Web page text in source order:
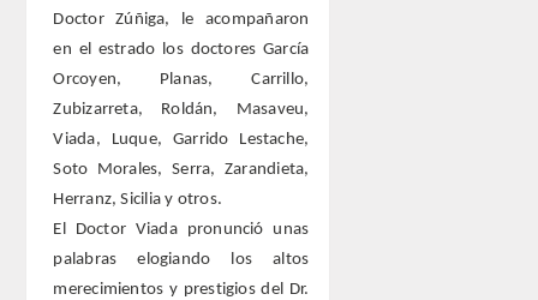
Doctor Zúñiga, le acompañaron
en el estrado los doctores García
Orcoyen, Planas, Carrillo,
Zubizarreta, Roldán, Masaveu,
Viada, Luque, Garrido Lestache,
Soto Morales, Serra, Zarandieta,
Herranz, Sicilia y otros.
El Doctor Viada pronunció unas
palabras elogiando los altos
merecimientos y prestigios del Dr.